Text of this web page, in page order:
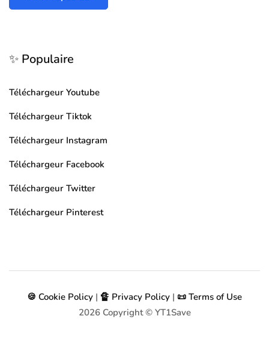
✨ Populaire
Téléchargeur Youtube
Téléchargeur Tiktok
Téléchargeur Instagram
Téléchargeur Facebook
Téléchargeur Twitter
Téléchargeur Pinterest
🍪 Cookie Policy | 🔏 Privacy Policy | 📜 Terms of Use
2026Copyright © YT1Save